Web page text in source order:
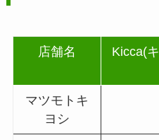
店舗名
Kicca(
マツモトキ
ヨシ